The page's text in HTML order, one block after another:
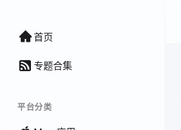
首页
专题合集
平台分类